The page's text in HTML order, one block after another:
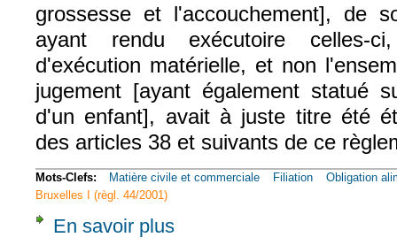
grossesse et l'accouchement], de
ayant rendu exécutoire celles-
d'exécution matérielle, et non
jugement [ayant également statué
d'un enfant], avait à juste titre été
des articles 38 et suivants de ce
Mots-Clefs: Matière civile et commerciale Filiation
Obligation
Bruxelles I (règl. 44/2001)
En savoir plus